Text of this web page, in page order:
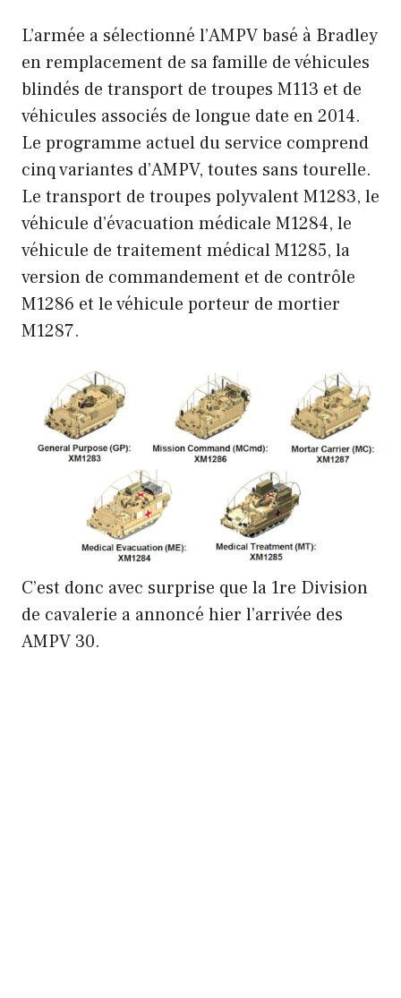
L’armée a sélectionné l’AMPV basé à Bradley
en remplacement de sa famille de véhicules
blindés de transport de troupes M113 et de
véhicules associés de longue date en 2014.
Le programme actuel du service comprend
cinq variantes d’AMPV, toutes sans tourelle.
Le transport de troupes polyvalent M1283, le
véhicule d’évacuation médicale M1284, le
véhicule de traitement médical M1285, la
version de commandement et de contrôle
M1286 et le véhicule porteur de mortier
M1287.
C’est donc avec surprise que la 1re Division
de cavalerie a annoncé hier l’arrivée des
AMPV 30.